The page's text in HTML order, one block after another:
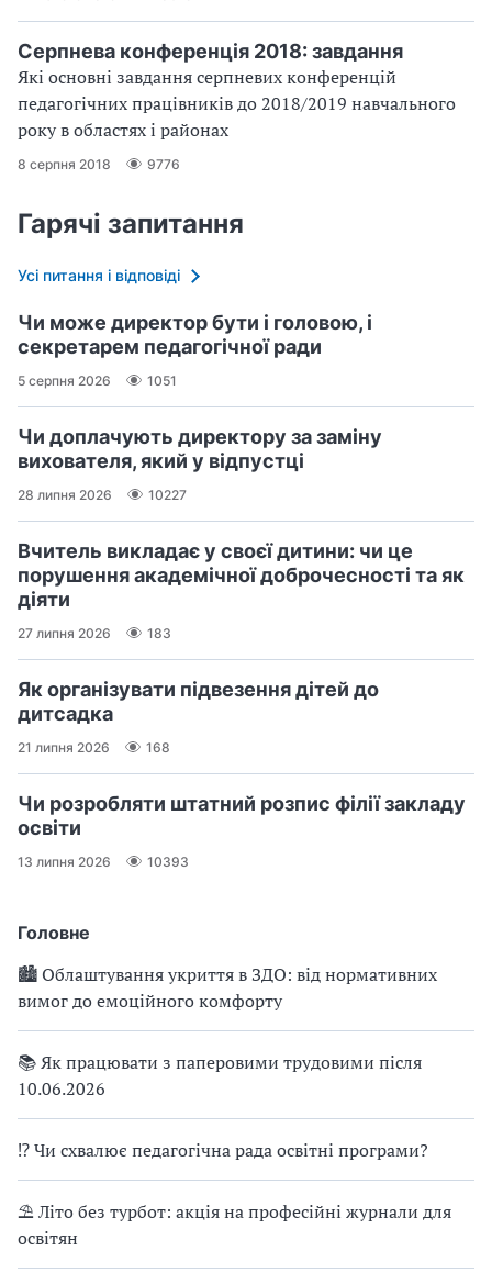
Головне
🏙 Облаштування укриття в ЗДО: від нормативних
вимог до емоційного комфорту
📚 Як працювати з паперовими трудовими після
10.06.2026
⁉ Чи схвалює педагогічна рада освітні програми?
⛱ Літо без турбот: акція на професійні журнали для
освітян
Серпнева конференція 2018: завдання
Які основні завдання серпневих конференцій
педагогічних працівників до 2018/2019 навчального
року в областях і районах
8 серпня 2018 9776
Гарячі запитання
Усі питання і відповіді
Чи може директор бути і головою, і
секретарем педагогічної ради
5 серпня 2026 1051
Чи доплачують директору за заміну
вихователя, який у відпустці
28 липня 2026 10227
Вчитель викладає у своєї дитини: чи це
порушення академічної доброчесності та як
діяти
27 липня 2026 183
Як організувати підвезення дітей до
дитсадка
21 липня 2026 168
Чи розробляти штатний розпис філії закладу
освіти
13 липня 2026 10393